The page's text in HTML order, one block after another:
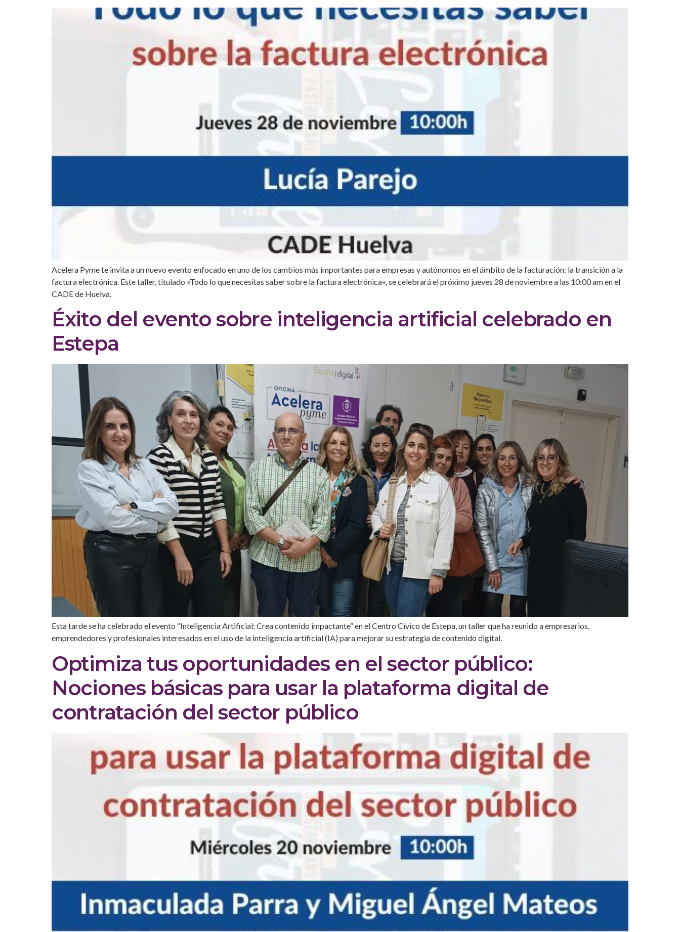
Acelera Pyme te invita a un nuevo evento enfocado en uno de los cambios más importantes para empresas y autónomos en el ámbito de la facturación: la transición a la
factura electrónica. Este taller, titulado «Todo lo que necesitas saber sobre la factura electrónica», se celebrará el próximo jueves 28 de noviembre a las 10:00 am en el
CADE de Huelva.
Éxito del evento sobre inteligencia artificial celebrado en
Estepa
Esta tarde se ha celebrado el evento “Inteligencia Artificial: Crea contenido impactante” en el Centro Cívico de Estepa, un taller que ha reunido a empresarios,
emprendedores y profesionales interesados en el uso de la inteligencia artificial (IA) para mejorar su estrategia de contenido digital.
Optimiza tus oportunidades en el sector público:
Nociones básicas para usar la plataforma digital de
contratación del sector público